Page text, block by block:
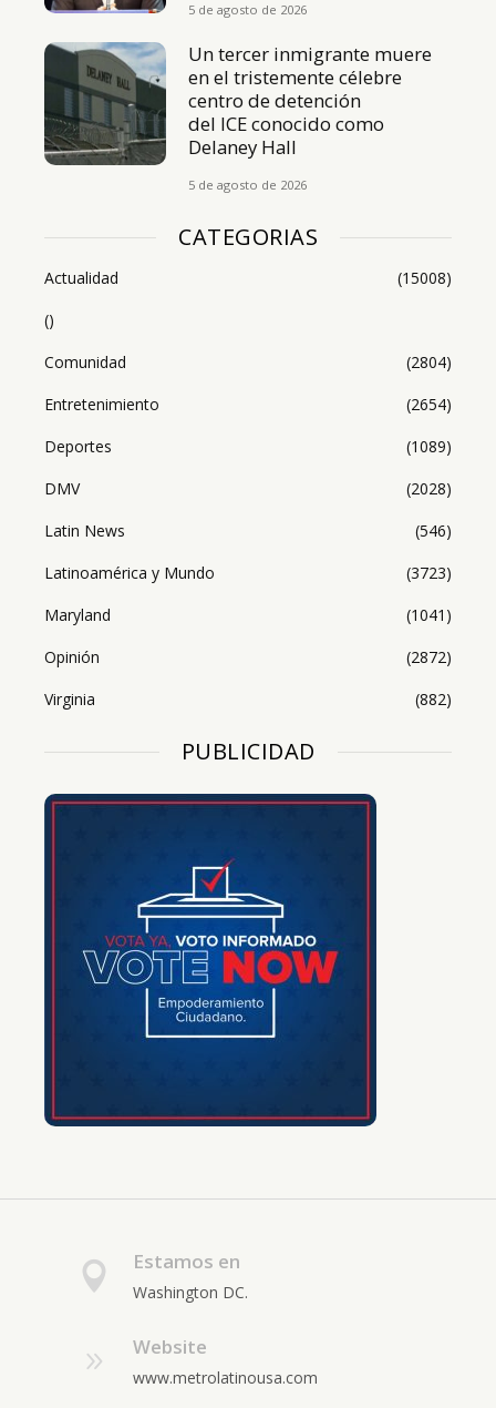
5 de agosto de 2026
Un tercer inmigrante muere
en el tristemente célebre
centro de detención
del ICE conocido como
Delaney Hall
5 de agosto de 2026
CATEGORIAS
Actualidad
(15008)
()
Comunidad
(2804)
Entretenimiento
(2654)
Deportes
(1089)
DMV
(2028)
Latin News
(546)
Latinoamérica y Mundo
(3723)
Maryland
(1041)
Opinión
(2872)
Virginia
(882)
PUBLICIDAD
Estamos en
Washington DC.
Website
www.metrolatinousa.com